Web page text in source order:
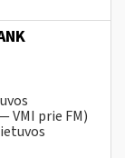
VMI prie FM)